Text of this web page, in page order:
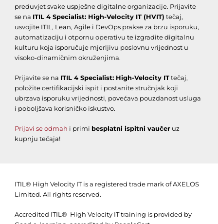
preduvjet svake uspješne digitalne organizacije. Prijavite
se na ITIL 4 Specialist: High-Velocity IT (HVIT) tečaj,
usvojite ITIL, Lean, Agile i DevOps prakse za brzu isporuku,
automatizaciju i otpornu operativu te izgradite digitalnu
kulturu koja isporučuje mjerljivu poslovnu vrijednost u
visoko-dinamičnim okruženjima.
Prijavite se na ITIL 4 Specialist: High-Velocity ITtečaj,
položite certifikacijski ispit i postanite stručnjak koji
ubrzava isporuku vrijednosti, povećava pouzdanost usluga
i poboljšava korisničko iskustvo.
Prijavi se odmah i primi besplatni ispitni vaučer uz
kupnju tečaja!
ITIL® High Velocity IT is a registered trade mark of AXELOS
Limited. All rights reserved.
Accredited ITIL® High Velocity IT training is provided by